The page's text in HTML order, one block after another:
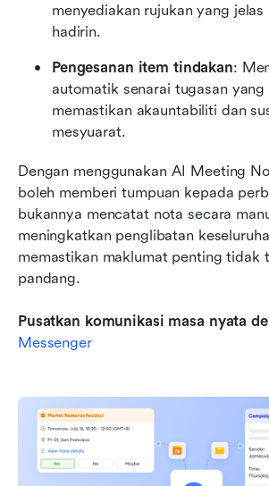
menyediakan rujukan yang jelas
hadirin.
Pengesanan item tindakan:
automatik senarai tugasan
memastikan akauntabiliti dan
mesyuarat.
Dengan menggunakan AI Meeting
boleh memberi tumpuan kepada
bukannya mencatat nota secara
meningkatkan penglibatan
memastikan maklumat penting tidak
pandang.
Pusatkan komunikasi masa nyata
Messenger